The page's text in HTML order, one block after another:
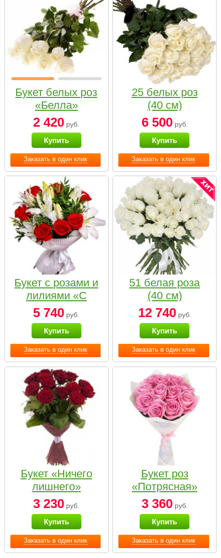
Заказать в один клик
Букет белых роз
«Белла»
2 420 руб.
Купить
Заказать в один клик
25 белых роз
(40 см)
6 500руб.
Купить
Заказать в один клик
Букет с розами и
лилиями «С
наилучшими
пожеланиями»
5 740 руб.
Купить
Заказать в один клик
51 белая роза
(40 см)
12 740руб.
Купить
Заказать в один клик
Букет «Ничего
лишнего»
3 230 руб.
Купить
Заказать в один клик
Букет роз
«Потрясная»
3 360руб.
Купить